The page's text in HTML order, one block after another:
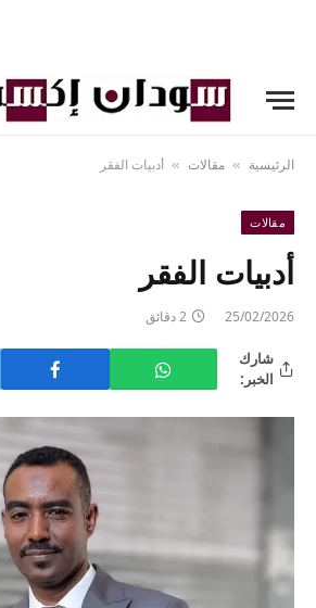
الرئيسية » مقالات » أدبيات الفقر
مقالات
أدبيات الفقر
25/02/2026 2 دقائق
شارك
الخبر: